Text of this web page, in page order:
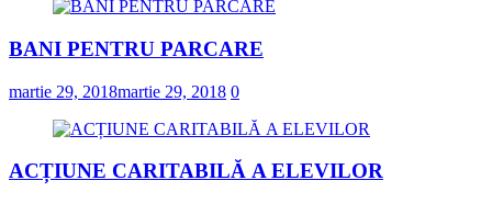
BANI PENTRU PARCARE
martie 29, 2018martie 29, 2018 0
ACȚIUNE CARITABILĂ A ELEVILOR